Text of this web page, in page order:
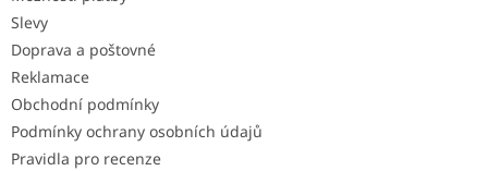
Slevy
Doprava a poštovné
Reklamace
Obchodní podmínky
Podmínky ochrany osobních údajů
Pravidla pro recenze